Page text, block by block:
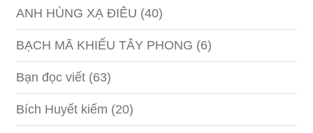
ANH HÙNG XẠ ĐIÊU (40)
BẠCH MÃ KHIẾU TÂY PHONG (6)
Bạn đọc viết (63)
Bích Huyết kiếm (20)